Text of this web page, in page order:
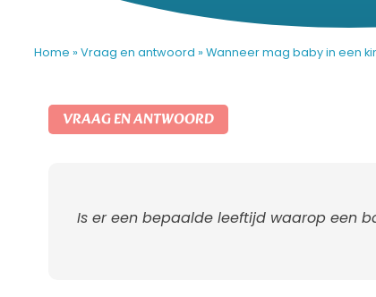
Home » Vraag en antwoord » Wanneer mag baby in een
VRAAG EN ANTWOORD
Is er een bepaalde leeftijd waarop een